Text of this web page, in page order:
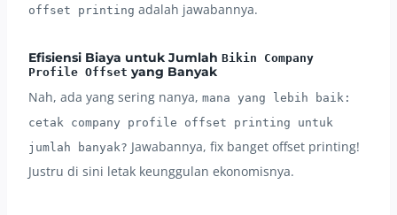
offset printing adalah jawabannya.
Efisiensi Biaya untuk Jumlah Bikin Company
Profile Offset yang Banyak
Nah, ada yang sering nanya, mana yang lebih baik:
cetak company profile offset printing untuk
jumlah banyak? Jawabannya, fix banget offset printing!
Justru di sini letak keunggulan ekonomisnya.